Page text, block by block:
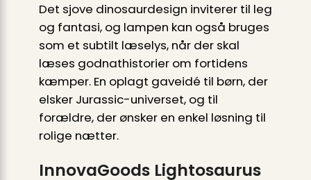
Det sjove dinosaurdesign inviterer til leg
og fantasi, og lampen kan også bruges
som et subtilt læselys, når der skal
læses godnathistorier om fortidens
kæmper. En oplagt gaveidé til børn, der
elsker Jurassic-universet, og til
forældre, der ønsker en enkel løsning til
rolige nætter.
InnovaGoods Lightosaurus